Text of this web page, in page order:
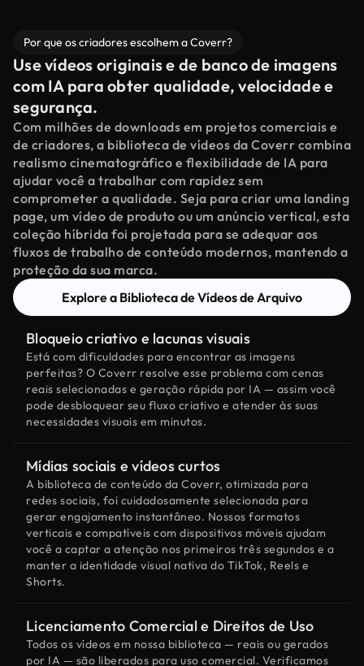
Por que os criadores escolhem a Coverr?
Use vídeos originais e de banco de imagens
com IA para obter qualidade, velocidade e
segurança.
Com milhões de downloads em projetos comerciais e
de criadores, a biblioteca de vídeos da Coverr combina
realismo cinematográfico e flexibilidade de IA para
ajudar você a trabalhar com rapidez sem
comprometer a qualidade. Seja para criar uma landing
page, um vídeo de produto ou um anúncio vertical, esta
coleção híbrida foi projetada para se adequar aos
fluxos de trabalho de conteúdo modernos, mantendo a
proteção da sua marca.
Explore a Biblioteca de Vídeos de Arquivo
Bloqueio criativo e lacunas visuais
Está com dificuldades para encontrar as imagens
perfeitas? O Coverr resolve esse problema com cenas
reais selecionadas e geração rápida por IA — assim você
pode desbloquear seu fluxo criativo e atender às suas
necessidades visuais em minutos.
Mídias sociais e vídeos curtos
A biblioteca de conteúdo da Coverr, otimizada para
redes sociais, foi cuidadosamente selecionada para
gerar engajamento instantâneo. Nossos formatos
verticais e compatíveis com dispositivos móveis ajudam
você a captar a atenção nos primeiros três segundos e a
manter a identidade visual nativa do TikTok, Reels e
Shorts.
Licenciamento Comercial e Direitos de Uso
Todos os vídeos em nossa biblioteca — reais ou gerados
por IA — são liberados para uso comercial. Verificamos